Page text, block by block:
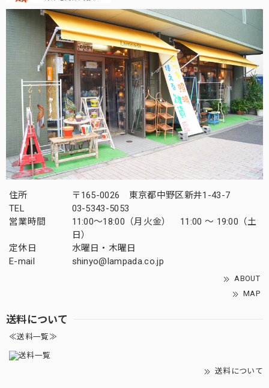
住所
〒165-0026 東京都中野区新井1-43-7
TEL
03-5343-5053
営業時間
11:00～18:00（月火金） 11:00 ～ 19:00（土
日）
定休日
水曜日・木曜日
E-mail
shinyo@lampada.co.jp
ABOUT
MAP
送料について
≪送料一覧≫
送料について